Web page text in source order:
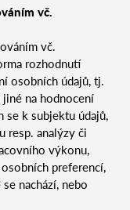
vč.
vč.
rozhodnutí
osobních údajů, tj.
na hodnocení
se k subjektu údajů,
resp. analýzy či
výkonu,
preferencí,
nachází, nebo